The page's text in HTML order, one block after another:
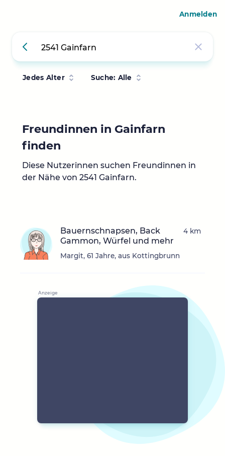
Jedes Alter Suche: Alle
Freundinnen in Gainfarn
finden
Diese Nutzerinnen suchen Freundinnen in
der Nähe von 2541 Gainfarn.
Bauernschnapsen, Back
Gammon, Würfel und mehr
Margit, 61 Jahre, aus Kottingbrunn
4 km
Anmelden